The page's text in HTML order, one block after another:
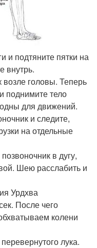
и подтяните пятки на
внутрь.
головы. Теперь
поднимите тело
для движений.
и следите,
на отдельные
в дугу,
Шею расслабить и
Урдхва
После чего
колени
лука.